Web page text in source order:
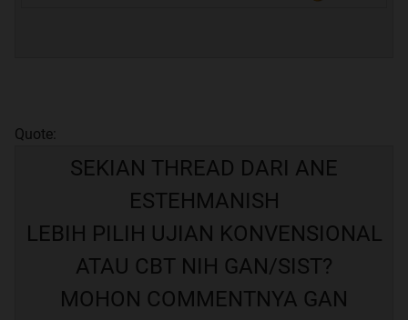
Quote:
SEKIAN THREAD DARI ANE
ESTEHMANISH
LEBIH PILIH UJIAN KONVENSIONAL
ATAU CBT NIH GAN/SIST?
MOHON COMMENTNYA GAN